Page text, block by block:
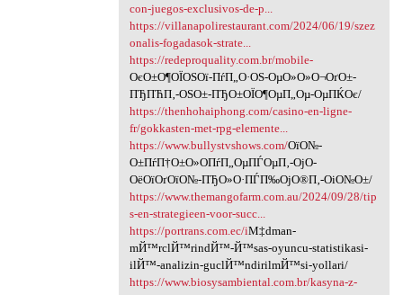
con-juegos-exclusivos-de-p...
https://villanapolirestaurant.com/2024/06/19/szez
onalis-fogadasok-strate...
https://redeproquality.com.br/mobile-
ОєО±О¶ОЇОЅОї-ПѓП„О·ОЅ-ОµО»О»О¬ОґО±-
ПЂПЋП‚-ОЅО±-ПЂО±ОЇО¶ОµП„Оµ-ОµПЌОє/
https://thenhohaiphong.com/casino-en-ligne-
fr/gokkasten-met-rpg-elemente...
https://www.bullystvshows.com/ОїО№-
О±ПѓП†О±О»О­ПѓП„ОµПЃОµП‚-ОјО­
ОёОїОґОїО№-ПЂО»О·ПЃП‰ОјО®П‚-ОіО№О±/
https://www.themangofarm.com.au/2024/09/28/tip
s-en-strategieen-voor-succ...
https://portrans.com.ec/iМ‡dman-
mЙ™rclЙ™rindЙ™-Й™sas-oyuncu-statistikasi-
ilЙ™-analizin-guclЙ™ndirilmЙ™si-yollari/
https://www.biosysambiental.com.br/kasyna-z-